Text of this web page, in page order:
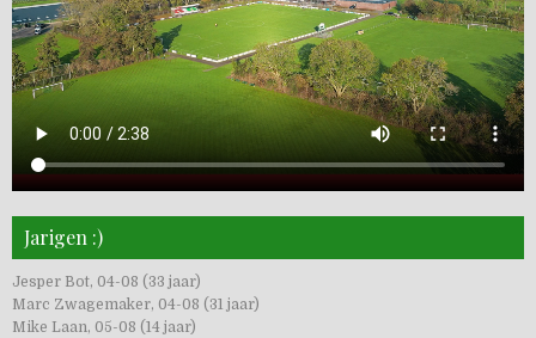
Jarigen :)
Jesper Bot, 04-08 (33 jaar)
Marc Zwagemaker, 04-08 (31 jaar)
Mike Laan, 05-08 (14 jaar)